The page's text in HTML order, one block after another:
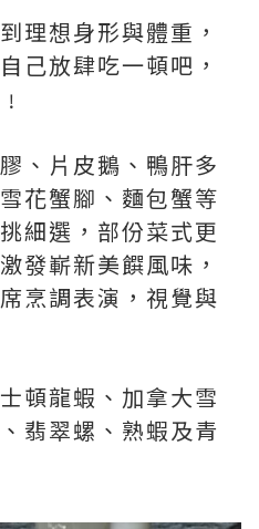
理想身形與體重，
己放肆吃一頓吧，
、片皮鵝、鴨肝多
花蟹腳、麵包蟹等
細選，部份菜式更
發嶄新美饌風味，
烹調表演，視覺與
頓龍蝦、加拿大雪
翡翠螺、熟蝦及青